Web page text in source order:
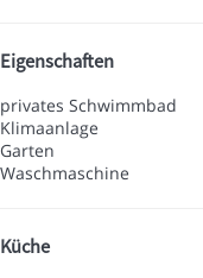
Eigenschaften
privates Schwimmbad
Klimaanlage
Garten
Waschmaschine
Küche